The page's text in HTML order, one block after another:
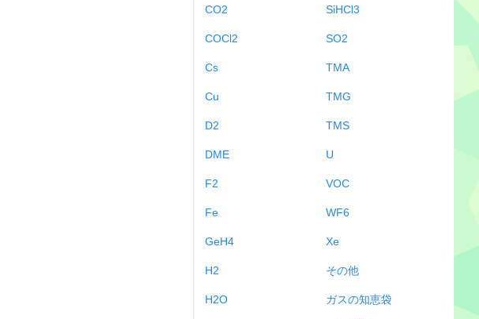
CO2
COCl2
Cs
Cu
D2
DME
F2
Fe
GeH4
H2
H2O
SiHCl3
SO2
TMA
TMG
TMS
U
VOC
WF6
Xe
その他
ガスの知恵袋